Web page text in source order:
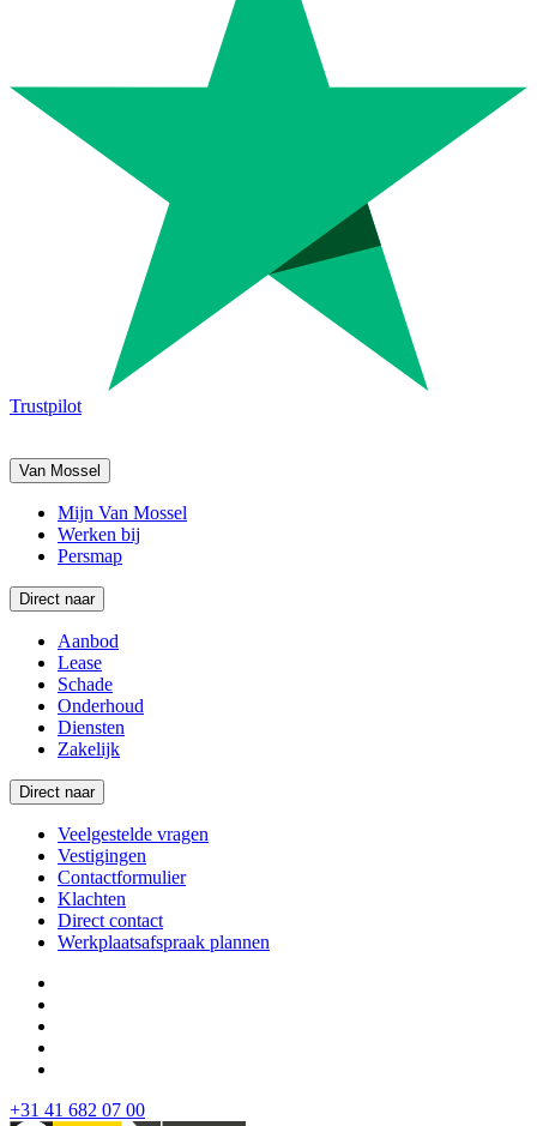
Trustpilot
Van Mossel
Mijn Van Mossel
Werken bij
Persmap
Direct naar
Aanbod
Lease
Schade
Onderhoud
Diensten
Zakelijk
Direct naar
Veelgestelde vragen
Vestigingen
Contactformulier
Klachten
Direct contact
Werkplaatsafspraak plannen
+31 41 682 07 00